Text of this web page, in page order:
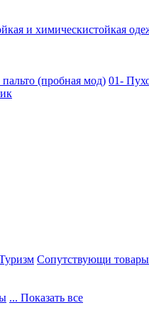
и химическистойкая
пальто (пробная мод) 01-
Сопутствующи товары
... Показать все